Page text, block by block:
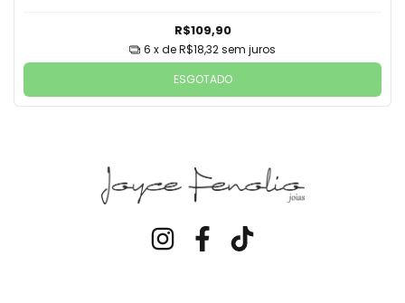
R$109,90
6 x deR$18,32sem juros
ESGOTADO